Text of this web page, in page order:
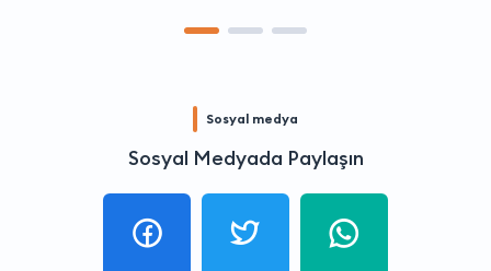
Sosyal medya
Sosyal Medyada Paylaşın